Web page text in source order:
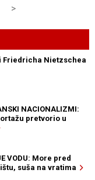
>
Friedricha Nietzschea
NACIONALIZMI:
pretvorio u
VODU: More pred
suša na vratima